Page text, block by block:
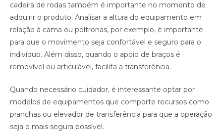
cadeira de rodas também é importante no momento de
adquirir o produto. Analisar a altura do equipamento em
relação à cama ou poltronas, por exemplo, é importante
para que o movimento seja confortável e seguro para o
indivíduo. Além disso, quando o apoio de braços é
removível ou articulável, facilita a transferência.
Quando necessário cuidador, é interessante optar por
modelos de equipamentos que comporte recursos como
pranchas ou elevador de transferência para que a operação
seja o mais segura possível.